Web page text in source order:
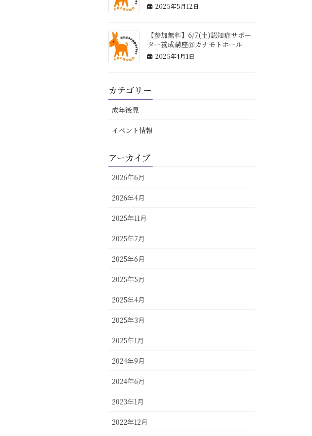
2025年5月12日
【参加無料】6/7(土)認知症サポー
ター養成講座＠カナモトホール
2025年4月1日
カテゴリー
成年後見
イベント情報
アーカイブ
2026年6月
2026年4月
2025年11月
2025年7月
2025年6月
2025年5月
2025年4月
2025年3月
2025年1月
2024年9月
2024年6月
2023年1月
2022年12月